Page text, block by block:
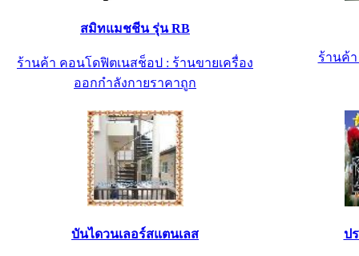
สมิทแมชชีน รุ่น RB
ร้านค้า คอนโดฟิตเนสช็อป : ร้านขายเครื่อง
ออกกำลังกายราคาถูก
ร้านค้
บันไดวนเลอร์สแตนเลส ป